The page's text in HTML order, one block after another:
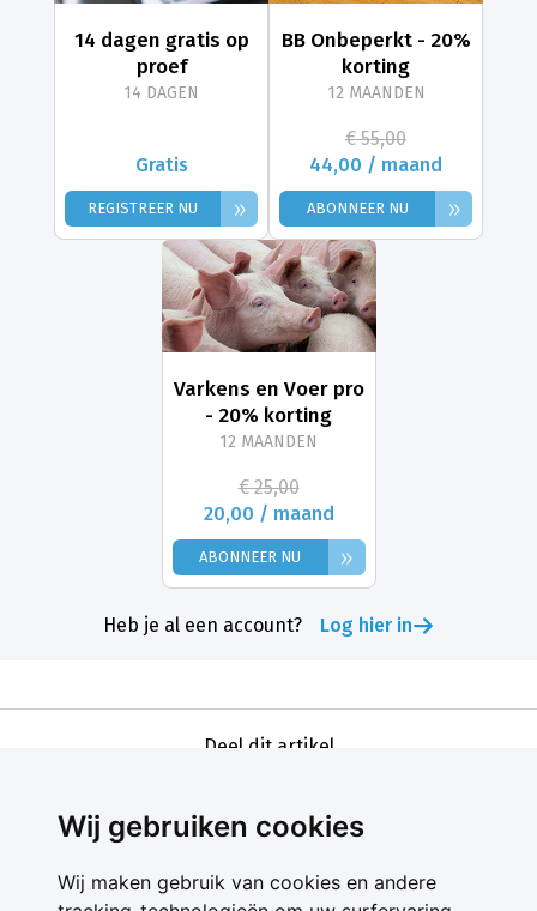
Wij gebruiken cookies
Wij maken gebruik van cookies en andere
14 dagen gratis op
proef
14 DAGEN
Gratis
REGISTREER NU »
BB Onbeperkt - 20%
korting
12 MAANDEN
€ 55,00
44,00 / maand
ABONNEER NU »
Varkens en Voer pro
- 20% korting
12 MAANDEN
€ 25,00
20,00 / maand
ABONNEER NU »
Heb je al een account? Log hier in
Deel dit artikel